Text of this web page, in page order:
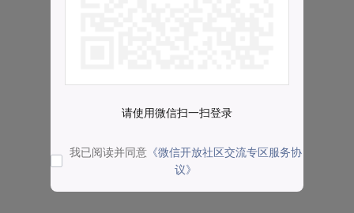
请使用微信扫一扫登录
我已阅读并同意 《微信开放社区交流专区服务协
议》